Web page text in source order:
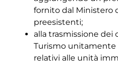
fornito dal Ministero
preesistenti;
alla trasmissione dei
Turismo unitamente
relativi alle unità